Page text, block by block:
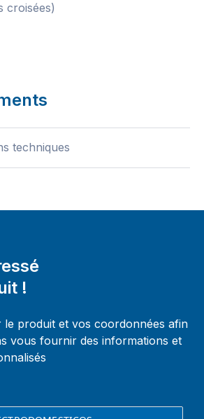
croisées)
techniques
!
le produit et vos coordonnées afin
vous fournir des informations et